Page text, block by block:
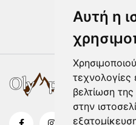
Αυτή η
τεχνολογίες
βελτίωση
στην